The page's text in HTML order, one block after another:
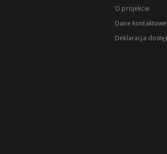
O projekcie
Dane kontaktowe
Deklaracja